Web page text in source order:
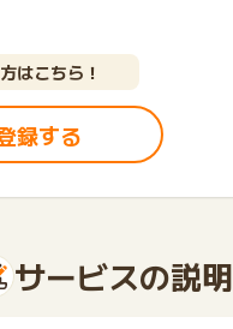
はこちら！
録する
サービスの説明